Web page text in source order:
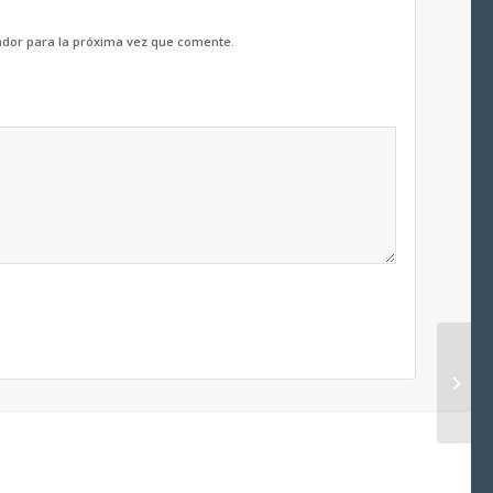
para la próxima vez que comente.